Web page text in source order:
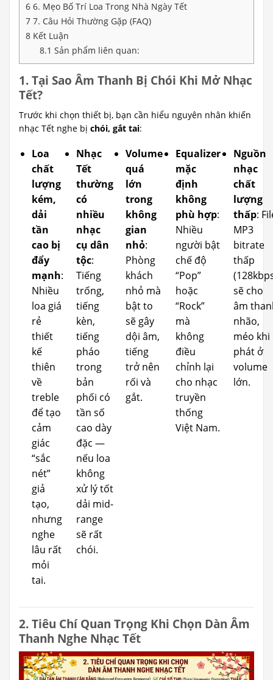
6 6. Mẹo Bố Trí Loa Trong Nhà Ngày Tết
7 7. Câu Hỏi Thường Gặp (FAQ)
8 Kết Luận
8.1 Sản phẩm liên quan:
1. Tại Sao Âm Thanh Bị Chói Khi Mở Nhạc
Tết?
Trước khi chọn thiết bị, bạn cần hiểu nguyên nhân khiến
nhạc Tết nghe bị chói, gắt tai:
Loa
chất
lượng
kém,
dải
tần
cao bị
đẩy
mạnh:
Nhiều
loa giá
rẻ
thiết
kế
thiên
về
treble
để tạo
cảm
giác
“sắc
nét”
giả
tạo,
nhưng
nghe
lâu rất
mỏi
tai.
Nhạc
Tết
thường
có
nhiều
nhạc
cụ dân
tộc:
Tiếng
trống,
tiếng
kèn,
tiếng
pháo
trong
bản
phối có
tần số
cao dày
đặc —
nếu loa
không
xử lý tốt
dải mid-
range
sẽ rất
chói.
Volume
quá
lớn
trong
không
gian
nhỏ:
Phòng
khách
nhỏ mà
bật to
sẽ gây
dội âm,
tiếng
trở nên
rối và
gắt.
Equalizer
mặc
định
không
phù hợp:
Nhiều
người bật
chế độ
“Pop”
hoặc
“Rock”
mà
không
điều
chỉnh lại
cho nhạc
truyền
thống
Việt Nam.
Nguồn
nhạc
chất
lượng
thấp:
MP3
bitrate
thấp
sẽ cho
âm
nhão,
méo khi
phát ở
volume
lớn.
2. Tiêu Chí Quan Trọng Khi Chọn Dàn Âm
Thanh Nghe Nhạc Tết